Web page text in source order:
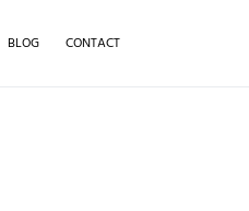
BLOG CONTACT